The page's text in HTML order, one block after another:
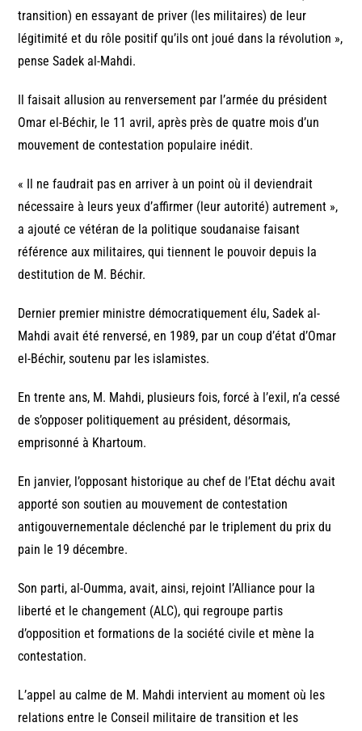
transition) en essayant de priver (les militaires) de leur
légitimité et du rôle positif qu’ils ont joué dans la révolution »,
pense Sadek al-Mahdi.
Il faisait allusion au renversement par l’armée du président
Omar el-Béchir, le 11 avril, après près de quatre mois d’un
mouvement de contestation populaire inédit.
« Il ne faudrait pas en arriver à un point où il deviendrait
nécessaire à leurs yeux d’affirmer (leur autorité) autrement »,
a ajouté ce vétéran de la politique soudanaise faisant
référence aux militaires, qui tiennent le pouvoir depuis la
destitution de M. Béchir.
Dernier premier ministre démocratiquement élu, Sadek al-
Mahdi avait été renversé, en 1989, par un coup d’état d’Omar
el-Béchir, soutenu par les islamistes.
En trente ans, M. Mahdi, plusieurs fois, forcé à l’exil, n’a cessé
de s’opposer politiquement au président, désormais,
emprisonné à Khartoum.
En janvier, l’opposant historique au chef de l’Etat déchu avait
apporté son soutien au mouvement de contestation
antigouvernementale déclenché par le triplement du prix du
pain le 19 décembre.
Son parti, al-Oumma, avait, ainsi, rejoint l’Alliance pour la
liberté et le changement (ALC), qui regroupe partis
d’opposition et formations de la société civile et mène la
contestation.
L’appel au calme de M. Mahdi intervient au moment où les
relations entre le Conseil militaire de transition et les